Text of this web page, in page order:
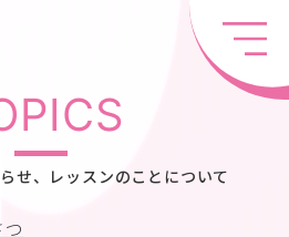
せ、レッスンのことについて